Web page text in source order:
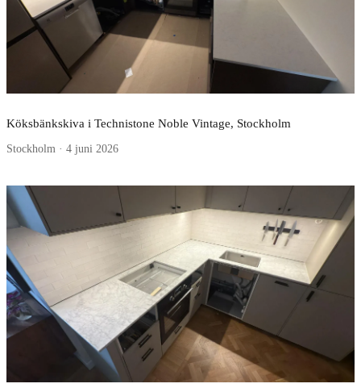
Köksbänkskiva i Technistone Noble Vintage, Stockholm
Stockholm · 4 juni 2026